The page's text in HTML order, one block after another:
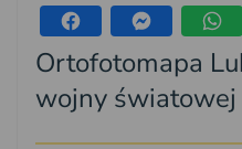
Ortofotomapa
wojny